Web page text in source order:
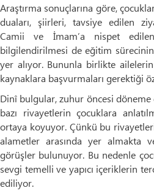
Araştırma sonuçlarına göre,
duaları, şiirleri, tavsiye edilen
Camii ve İmam’a nispet
bilgilendirilmesi de eğitim sürecinin
yer alıyor. Bununla birlikte
kaynaklara başvurmaları gerektiği
Dinî bulgular, zuhur öncesi
bazı rivayetlerin çocuklara
ortaya koyuyor. Çünkü bu
alametler arasında yer almakta
görüşler bulunuyor. Bu nedenle
sevgi temelli ve yapıcı içeriklerin
ediliyor.